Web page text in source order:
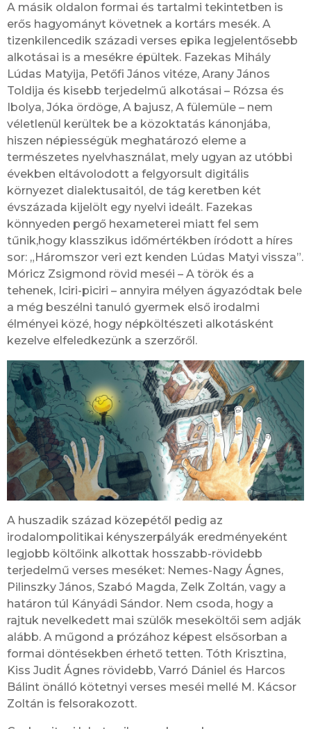
A másik oldalon formai és tartalmi tekintetben is
erős hagyományt követnek a kortárs mesék. A
tizenkilencedik századi verses epika legjelentősebb
alkotásai is a mesékre épültek. Fazekas Mihály
Lúdas Matyija, Petőfi János vitéze, Arany János
Toldija és kisebb terjedelmű alkotásai – Rózsa és
Ibolya, Jóka ördöge, A bajusz, A fülemüle – nem
véletlenül kerültek be a közoktatás kánonjába,
hiszen népiességük meghatározó eleme a
természetes nyelvhasználat, mely ugyan az utóbbi
években eltávolodott a felgyorsult digitális
környezet dialektusaitól, de tág keretben két
évszázada kijelölt egy nyelvi ideált. Fazekas
könnyeden pergő hexameterei miatt fel sem
tűnik,hogy klasszikus időmértékben íródott a híres
sor: „Háromszor veri ezt kenden Lúdas Matyi vissza”.
Móricz Zsigmond rövid meséi – A török és a
tehenek, Iciri-piciri – annyira mélyen ágyazódtak bele
a még beszélni tanuló gyermek első irodalmi
élményei közé, hogy népköltészeti alkotásként
kezelve elfeledkezünk a szerzőről.
A huszadik század közepétől pedig az
irodalompolitikai kényszerpályák eredményeként
legjobb költőink alkottak hosszabb-rövidebb
terjedelmű verses meséket: Nemes-Nagy Ágnes,
Pilinszky János, Szabó Magda, Zelk Zoltán, vagy a
határon túl Kányádi Sándor. Nem csoda, hogy a
rajtuk nevelkedett mai szülők meseköltői sem adják
alább. A műgond a prózához képest elsősorban a
formai döntésekben érhető tetten. Tóth Krisztina,
Kiss Judit Ágnes rövidebb, Varró Dániel és Harcos
Bálint önálló kötetnyi verses meséi mellé M. Kácsor
Zoltán is felsorakozott.